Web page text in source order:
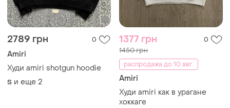
2789 грн 0
Amiri
Худи amiri shotgun hoodie
S и еще 2
1377 грн 0
1450 грн
распродажа до 10 авг.
Amiri
Худи amiri как в урагане
хоккаге